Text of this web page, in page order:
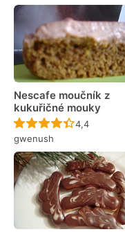
Nescafe moučník z
kukuřičné mouky
Recept
4,4
gwenush